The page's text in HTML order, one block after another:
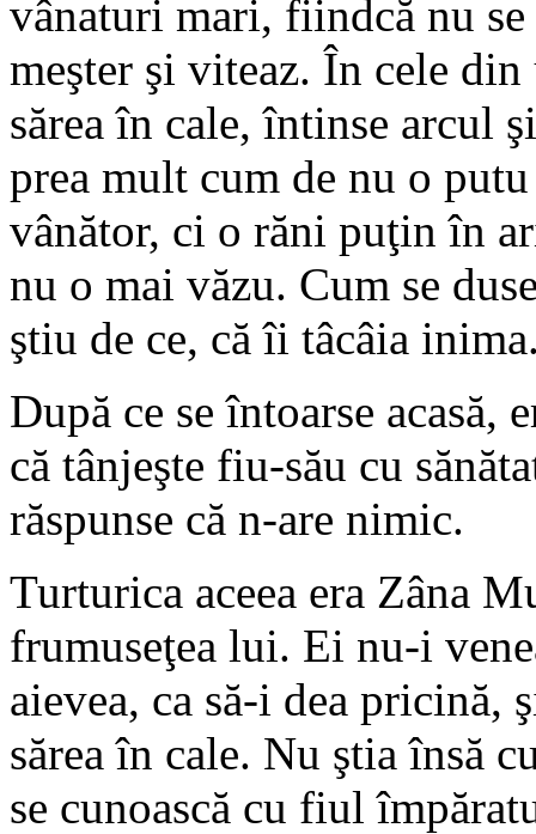
vânaturi mari, fiindcă nu
meşter şi viteaz. În cele
sărea în cale, întinse arcul
prea mult cum de nu o
vânător, ci o răni puţin în
nu o mai văzu. Cum se
ştiu de ce, că îi tâcâia
După ce se întoarse acasă,
că tânjeşte fiu-său cu
răspunse că n-are nimic.
Turturica aceea era Zâna
frumuseţea lui. Ei nu-i
aievea, ca să-i dea pricină,
sărea în cale. Nu ştia însă
se cunoască cu fiul